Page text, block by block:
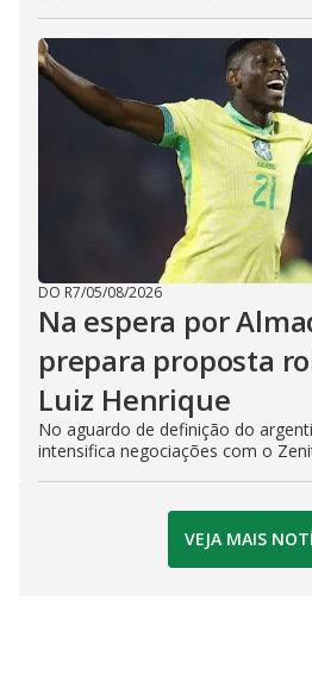
DO R7/05/08/2026
Na espera por
prepara proposta
Luiz Henrique
No aguardo de definição do
intensifica negociações com o
VEJA MAIS